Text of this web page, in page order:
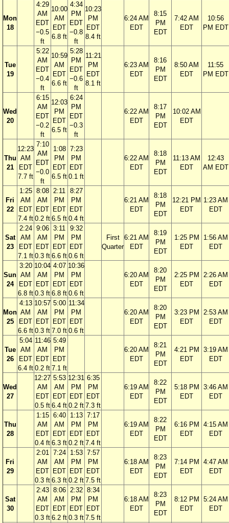
Mon
18
4:29
AM
EDT
−0.5
ft
10:00
AM
EDT
6.8 ft
4:34
PM
EDT
−0.8
ft
10:23
PM
EDT
8.4 ft
6:24 AM
EDT
8:15
PM
EDT
7:42 AM
EDT
10:56
PM EDT
Tue
19
5:22
AM
EDT
−0.4
ft
10:59
AM
EDT
6.6 ft
5:28
PM
EDT
−0.6
ft
11:21
PM
EDT
8.1 ft
6:23 AM
EDT
8:16
PM
EDT
8:50 AM
EDT
11:55
PM EDT
Wed
20
6:15
AM
EDT
−0.2
ft
12:03
PM
EDT
6.5 ft
6:24
PM
EDT
−0.3
ft
6:22 AM
EDT
8:17
PM
EDT
10:02 AM
EDT
Thu
21
12:23
AM
EDT
7.7 ft
7:10
AM
EDT
−0.0
ft
1:08
PM
EDT
6.5 ft
7:23
PM
EDT
0.1 ft
6:22 AM
EDT
8:18
PM
EDT
11:13 AM
EDT
12:43
AM EDT
Fri
22
1:25
AM
EDT
7.4 ft
8:08
AM
EDT
0.2 ft
2:11
PM
EDT
6.5 ft
8:27
PM
EDT
0.4 ft
6:21 AM
EDT
8:18
PM
EDT
12:21 PM
EDT
1:23 AM
EDT
Sat
23
2:24
AM
EDT
7.1 ft
9:06
AM
EDT
0.3 ft
3:11
PM
EDT
6.6 ft
9:32
PM
EDT
0.6 ft
First
Quarter
6:21 AM
EDT
8:19
PM
EDT
1:25 PM
EDT
1:56 AM
EDT
Sun
24
3:20
AM
EDT
6.8 ft
10:04
AM
EDT
0.3 ft
4:07
PM
EDT
6.8 ft
10:36
PM
EDT
0.6 ft
6:20 AM
EDT
8:20
PM
EDT
2:25 PM
EDT
2:26 AM
EDT
Mon
25
4:13
AM
EDT
6.6 ft
10:57
AM
EDT
0.3 ft
5:00
PM
EDT
7.0 ft
11:34
PM
EDT
0.6 ft
6:20 AM
EDT
8:20
PM
EDT
3:23 PM
EDT
2:53 AM
EDT
Tue
26
5:04
AM
EDT
6.4 ft
11:46
AM
EDT
0.2 ft
5:49
PM
EDT
7.1 ft
6:20 AM
EDT
8:21
PM
EDT
4:21 PM
EDT
3:19 AM
EDT
Wed
27
12:27
AM
EDT
0.5 ft
5:53
AM
EDT
6.4 ft
12:31
PM
EDT
0.2 ft
6:35
PM
EDT
7.3 ft
6:19 AM
EDT
8:22
PM
EDT
5:18 PM
EDT
3:46 AM
EDT
Thu
28
1:15
AM
EDT
0.4 ft
6:40
AM
EDT
6.3 ft
1:13
PM
EDT
0.2 ft
7:17
PM
EDT
7.4 ft
6:19 AM
EDT
8:22
PM
EDT
6:16 PM
EDT
4:15 AM
EDT
Fri
29
2:01
AM
EDT
0.3 ft
7:24
AM
EDT
6.3 ft
1:53
PM
EDT
0.2 ft
7:57
PM
EDT
7.5 ft
6:18 AM
EDT
8:23
PM
EDT
7:14 PM
EDT
4:47 AM
EDT
Sat
30
2:43
AM
EDT
0.3 ft
8:06
AM
EDT
6.2 ft
2:32
PM
EDT
0.3 ft
8:34
PM
EDT
7.5 ft
6:18 AM
EDT
8:23
PM
EDT
8:12 PM
EDT
5:24 AM
EDT